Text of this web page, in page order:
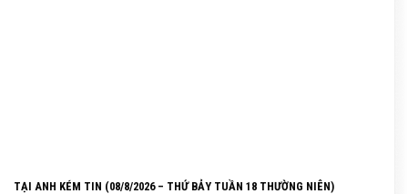
TẠI ANH KÉM TIN (08/8/2026 – THỨ BẢY TUẦN 18 THƯỜNG NIÊN)